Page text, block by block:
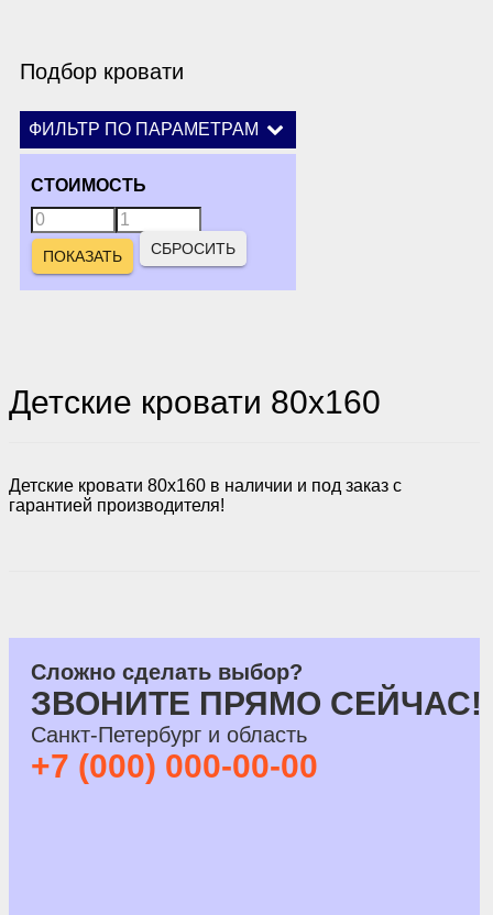
Детские кровати 80х160
Детские кровати 80x160 в наличии и под заказ с
гарантией производителя!
Подбор кровати
ФИЛЬТР ПО ПАРАМЕТРАМ
СТОИМОСТЬ
СБРОСИТЬ
Сложно сделать выбор?
ЗВОНИТЕ ПРЯМО СЕЙЧАС!
Санкт-Петербург и область
+7 (000) 000-00-00